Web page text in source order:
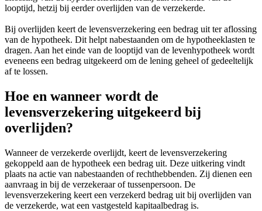
looptijd, hetzij bij eerder overlijden van de verzekerde.
Bij overlijden keert de levensverzekering een bedrag uit ter aflossing
van de hypotheek. Dit helpt nabestaanden om de hypotheeklasten te
dragen. Aan het einde van de looptijd van de levenhypotheek wordt
eveneens een bedrag uitgekeerd om de lening geheel of gedeeltelijk
af te lossen.
Hoe en wanneer wordt de
levensverzekering uitgekeerd bij
overlijden?
Wanneer de verzekerde overlijdt, keert de levensverzekering
gekoppeld aan de hypotheek een bedrag uit. Deze uitkering vindt
plaats na actie van nabestaanden of rechthebbenden. Zij dienen een
aanvraag in bij de verzekeraar of tussenpersoon. De
levensverzekering keert een verzekerd bedrag uit bij overlijden van
de verzekerde, wat een vastgesteld kapitaalbedrag is.